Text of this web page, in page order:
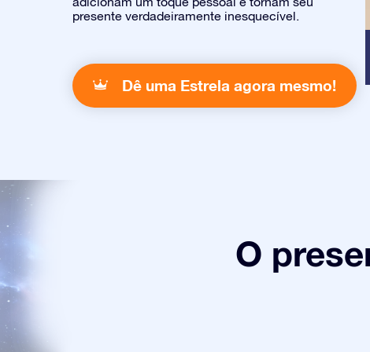
presente verdadeiramente inesquecível.
Dê uma Estrela agora mesmo!
O